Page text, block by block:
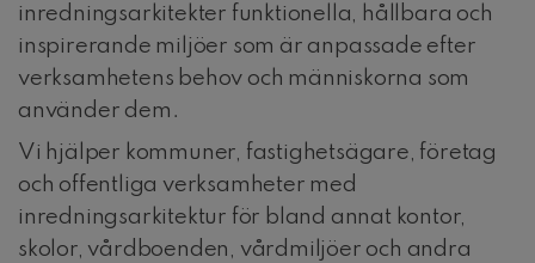
inredningsarkitekter funktionella, hållbara och
inspirerande miljöer som är anpassade efter
verksamhetens behov och människorna som
använder dem.
Vi hjälper kommuner, fastighetsägare, företag
och offentliga verksamheter med
inredningsarkitektur för bland annat kontor,
skolor, vårdboenden, vårdmiljöer och andra